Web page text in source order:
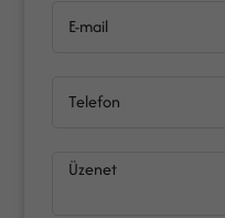
E-mail
Telefon
Üzenet